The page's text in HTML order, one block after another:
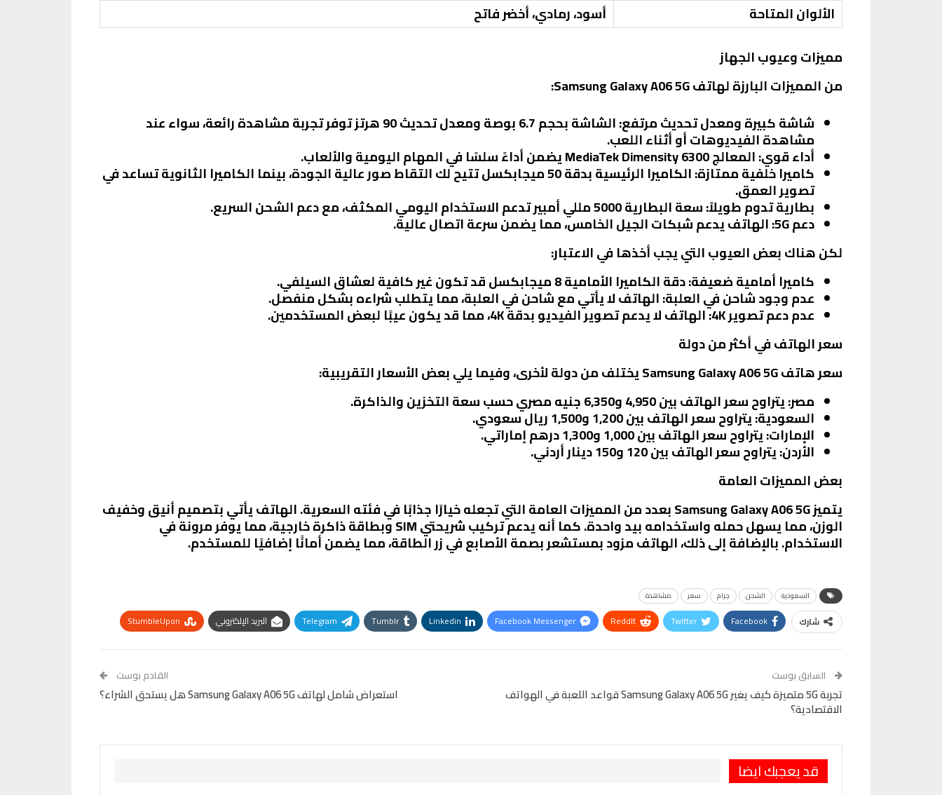
الألوان المتاحة
أسود، رمادي، أخضر فاتح
مميزات وعيوب الجهاز
من المميزات البارزة لهاتف Samsung Galaxy A06 5G:
شاشة كبيرة ومعدل تحديث مرتفع
: الشاشة بحجم 6.7 بوصة ومعدل تحديث 90 هرتز توفر تجربة مشاهدة رائعة، سواء عند
مشاهدة الفيديوهات أو أثناء اللعب.
أداء قوي: المعالج MediaTek Dimensity 6300 يضمن أداءً سلسًا في المهام اليومية والألعاب.
كاميرا خلفية ممتازة : الكاميرا الرئيسية بدقة 50 ميجابكسل تتيح لك التقاط صور عالية الجودة، بينما الكاميرا الثانوية تساعد في
تصوير العمق.
بطارية تدوم طويلاً: سعة البطارية 5000 مللي أمبير تدعم الاستخدام اليومي المكثف، مع دعم الشحن السريع.
دعم 5G
: الهاتف يدعم شبكات الجيل الخامس، مما يضمن سرعة اتصال عالية.
لكن هناك بعض العيوب التي يجب أخذها في الاعتبار:
كاميرا أمامية ضعيفة: دقة الكاميرا الأمامية 8 ميجابكسل قد تكون غير كافية لعشاق السيلفي.
عدم وجود شاحن في العلبة: الهاتف لا يأتي مع شاحن في العلبة، مما يتطلب شراءه بشكل منفصل.
عدم دعم تصوير 4K
: الهاتف لا يدعم تصوير الفيديو بدقة 4K، مما قد يكون عيبًا لبعض المستخدمين.
سعر الهاتف في أكثر من دولة
سعر هاتف Samsung Galaxy A06 5G يختلف من دولة لأخرى، وفيما يلي بعض الأسعار التقريبية:
مصر: يتراوح سعر الهاتف بين 4,950 و6,350 جنيه مصري حسب سعة التخزين والذاكرة.
السعودية: يتراوح سعر الهاتف بين 1,200 و1,500 ريال سعودي.
الإمارات: يتراوح سعر الهاتف بين 1,000 و1,300 درهم إماراتي.
الأردن: يتراوح سعر الهاتف بين 120 و150 دينار أردني.
بعض المميزات العامة
يتميز Samsung Galaxy A06 5G بعدد من المميزات العامة التي تجعله خيارًا جذابًا في فئته السعرية. الهاتف يأتي بتصميم أنيق وخفيف
الوزن، مما يسهل حمله واستخدامه بيد واحدة. كما أنه يدعم تركيب شريحتي SIM وبطاقة ذاكرة خارجية، مما يوفر مرونة في
الاستخدام. بالإضافة إلى ذلك، الهاتف مزود بمستشعر بصمة الأصابع في زر الطاقة، مما يضمن أمانًا إضافيًا للمستخدم.
السعودية الشحن جرام سعر مشاهدة
شارك Facebook
Twitter
ReddIt
Facebook Messenger
Linkedin
Tumblr
Telegram البريد الإلكتروني
StumbleUpon
السابق بوست
تجربة 5G متميزة كيف يغير Samsung Galaxy A06 5G قواعد اللعبة في الهواتف
الاقتصادية؟
القادم بوست
استعراض شامل لهاتف Samsung Galaxy A06 5G هل يستحق الشراء؟
قد يعجبك ايضا